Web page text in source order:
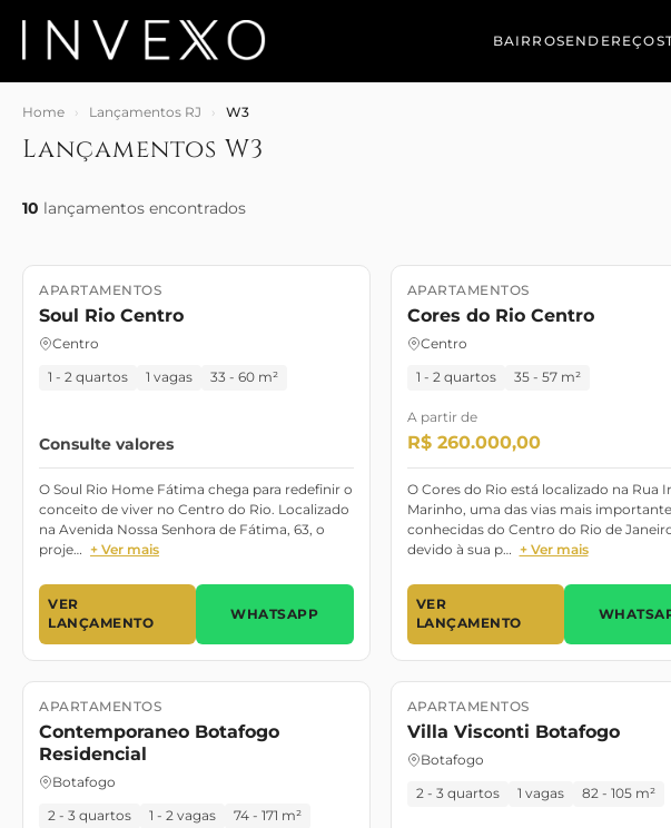
BAIRROSENDEREÇOS
Home › Lançamentos RJ › W3
Lançamentos W3
10 lançamentos encontrados
Lançamento
APARTAMENTOS
Soul Rio Centro
Centro
1 - 2 quartos 1 vagas 33 - 60 m²
Consulte valores
O Soul Rio Home Fátima chega para redefinir o
conceito de viver no Centro do Rio. Localizado
na Avenida Nossa Senhora de Fátima, 63, o
proje… + Ver mais
VER
LANÇAMENTO
WHATSAPP
Lançamento Pronto para morar
APARTAMENTOS
Cores do Rio Centro
Centro
1 - 2 quartos 35 - 57 m²
A partir de
R$ 260.000,00
O Cores do Rio está localizado na Rua
Marinho, uma das vias mais
conhecidas do Centro do Rio de
devido à sua p… + Ver mais
VER
LANÇAMENTO
Lançamento Pronto para Morar
APARTAMENTOS
Contemporaneo Botafogo
Residencial
Botafogo
2 - 3 quartos 1 - 2 vagas 74 - 171 m²
Lançamento Dezembro/2023
APARTAMENTOS
Villa Visconti Botafogo
Botafogo
2 - 3 quartos 1 vagas 82 - 105 m²